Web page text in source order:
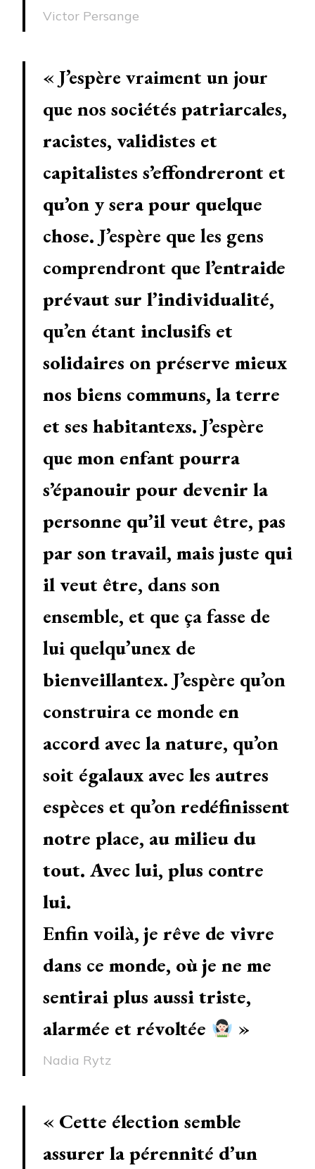
Victor Persange
« J’espère vraiment un jour
que nos sociétés patriarcales,
racistes, validistes et
capitalistes s’effondreront et
qu’on y sera pour quelque
chose. J’espère que les gens
comprendront que l’entraide
prévaut sur l’individualité,
qu’en étant inclusifs et
solidaires onpréserve mieux
nos biens communs, la terre
et ses habitantexs. J’espère
que mon enfant pourra
s’épanouir pour devenir la
personne qu’il veut être, pas
par son travail, mais juste qui
il veut être, dans son
ensemble, et que ça fasse de
lui quelqu’unex de
bienveillantex. J’espère qu’on
construira ce monde en
accord avec la nature, qu’on
soit égalaux avec les autres
espèces et qu’onredéfinissent
notre place, au milieu du
tout. Avec lui, plus contre
lui.
Enfin voilà,je rêve de vivre
dans ce monde, où je ne me
sentirai plus aussi triste,
alarmée et révoltée
»
Nadia Rytz
« Cette élection semble
assurer la pérennité d’un